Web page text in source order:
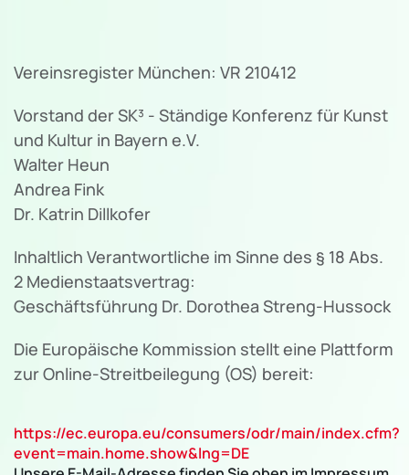
Vereinsregister München: VR 210412
Vorstand der SK³ - Ständige Konferenz für Kunst
und Kultur in Bayern e.V.
Walter Heun
Andrea Fink
Dr. Katrin Dillkofer
Inhaltlich Verantwortliche im Sinne des § 18 Abs.
2 Medienstaatsvertrag:
Geschäftsführung Dr. Dorothea Streng-Hussock
Die Europäische Kommission stellt eine Plattform
zur Online-Streitbeilegung (OS) bereit:
https://ec.europa.eu/consumers/odr/main/index.cfm?
event=main.home.show&lng=DE